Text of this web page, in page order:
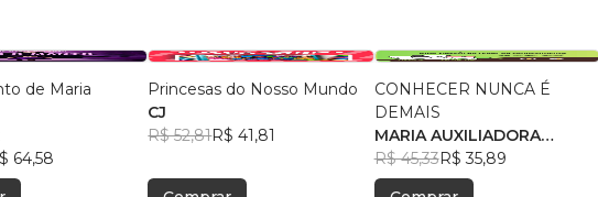
de Maria
64,58
Princesas do Nosso Mundo
CJ
R$ 52,81R$ 41,81
CONHECER NUNCA É
DEMAIS
MARIA AUXILIADORA
BORBA BARRETTO
R$ 45,33R$ 35,89